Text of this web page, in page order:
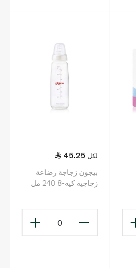
45.25 لكل
بيجون زجاجة رضاعة
زجاجية كيه-8 240 مل
0